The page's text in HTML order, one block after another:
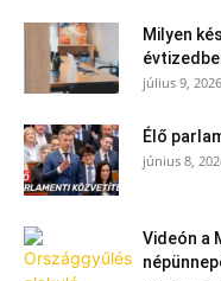
Milyen
július 9, 2026
Élő
június 8,
Videón a